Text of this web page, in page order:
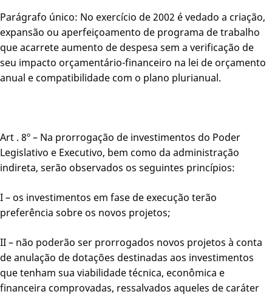
Parágrafo único: No exercício de 2002 é vedado a criação,
expansão ou aperfeiçoamento de programa de trabalho
que acarrete aumento de despesa sem a verificação de
seu impacto orçamentário-financeiro na lei de orçamento
anual e compatibilidade com o plano plurianual.
Art . 8º – Na prorrogação de investimentos do Poder
Legislativo e Executivo, bem como da administração
indireta, serão observados os seguintes princípios:
I – os investimentos em fase de execução terão
preferência sobre os novos projetos;
II – não poderão ser prorrogados novos projetos à conta
de anulação de dotações destinadas aos investimentos
que tenham sua viabilidade técnica, econômica e
financeira comprovadas, ressalvados aqueles de caráter